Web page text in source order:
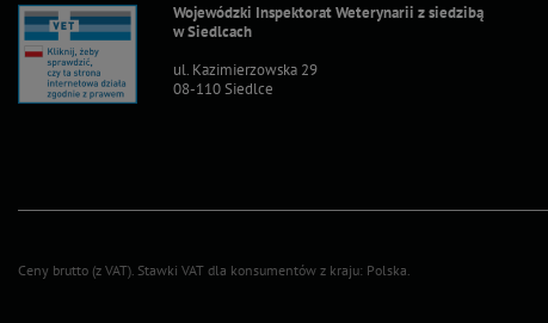
Wojewódzki Inspektorat Weterynarii z siedzibą
w Siedlcach
ul. Kazimierzowska 29
08-110 Siedlce
Ceny brutto (z VAT). Stawki VAT dla konsumentów z kraju: Polska.